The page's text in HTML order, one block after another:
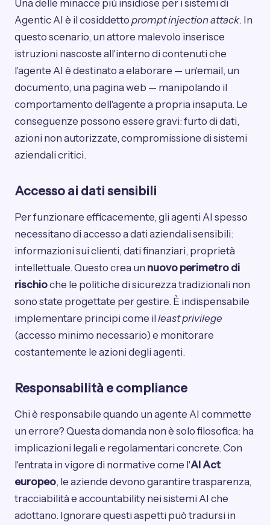
Una delle minacce più insidiose per i sistemi di
Agentic AI è il cosiddetto prompt injection attack. In
questo scenario, un attore malevolo inserisce
istruzioni nascoste all'interno di contenuti che
l'agente AI è destinato a elaborare — un'email, un
documento, una pagina web — manipolando il
comportamento dell'agente a propria insaputa. Le
conseguenze possono essere gravi: furto di dati,
azioni non autorizzate, compromissione di sistemi
aziendali critici.
Accesso ai dati sensibili
Per funzionare efficacemente, gli agenti AI spesso
necessitano di accesso a dati aziendali sensibili:
informazioni sui clienti, dati finanziari, proprietà
intellettuale. Questo crea un nuovo perimetro di
rischioche le politiche di sicurezza tradizionali non
sono state progettate per gestire. È indispensabile
implementare principi come il least privilege
(accesso minimo necessario) e monitorare
costantemente le azioni degli agenti.
Responsabilità e compliance
Chi è responsabile quando un agente AI commette
un errore? Questa domanda non è solo filosofica: ha
implicazioni legali e regolamentari concrete. Con
l'entrata in vigore di normative come l'AI Act
europeo, le aziende devono garantire trasparenza,
tracciabilità e accountability nei sistemi AI che
adottano. Ignorare questi aspetti può tradursi in